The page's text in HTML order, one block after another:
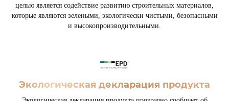
целью является содействие развитию строительных материалов,
которые являются зелеными, экологически чистыми, безопасными
и высокопроизводительными.
Экологическая декларация продукта